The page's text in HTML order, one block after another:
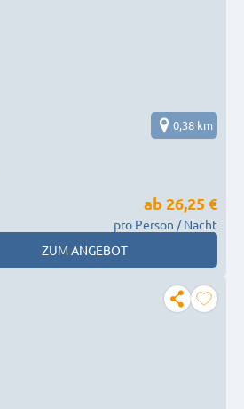
0,38 km
ab 26,25 €
pro Person / Nacht
ZUM ANGEBOT